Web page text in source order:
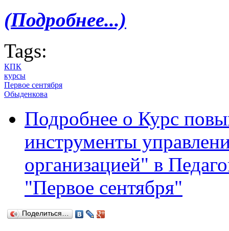
(Подробнее...)
Tags:
КПК
курсы
Первое сентября
Обыденкова
Подробнее о Курс
инструменты
организацией" в
"Первое сентября"
Поделиться…